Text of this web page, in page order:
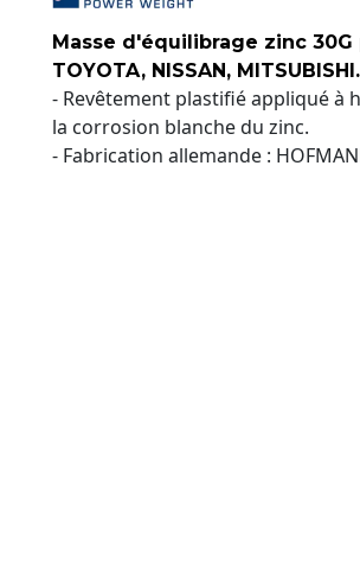
Masse d'équilibrage zinc
TOYOTA, NISSAN,
- Revêtement plastifié appliqué à
la corrosion blanche du zinc.
- Fabrication allemande :